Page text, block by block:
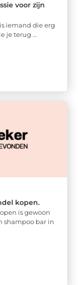
voor zijn
iemand die erg
je terug ...
kopen.
is gewoon
shampoo bar in